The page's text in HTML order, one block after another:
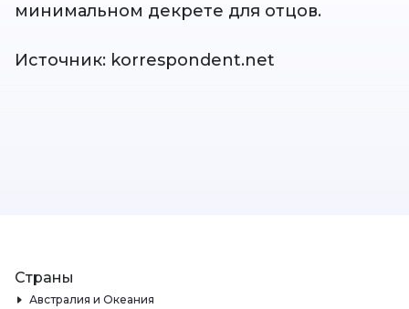
минимальном декрете для отцов.
Источник: korrespondent.net
Страны
Австралия и Океания